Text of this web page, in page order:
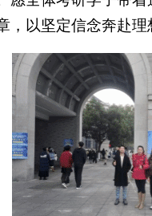
，以坚定信念奔赴理